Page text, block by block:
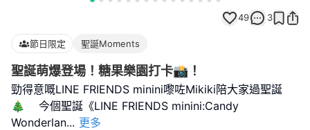
49 3
節日限定 聖誕Moments
聖誕萌爆登場！糖果樂園打卡📸！
勁得意嘅LINE FRIENDS minini嚟咗Mikiki陪大家過聖誕
🎄 今個聖誕《LINE FRIENDS minini:Candy
Wonderlan... 更多